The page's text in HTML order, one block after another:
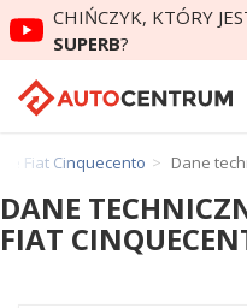
CHIŃCZYK, KTÓRY
SUPERB?
Fiat Cinquecento Dane
DANE
FIAT